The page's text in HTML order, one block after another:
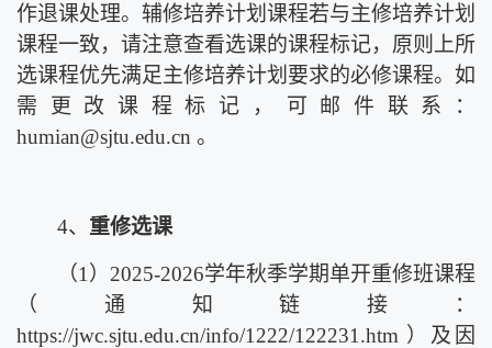
作退课处理。 辅修培养计划课程若与主修培养计划
课程一致，请注意查看选课的课程标记，原则上所
选课程优先满足主修培养计划要求的必修课程。如
需更改课程标记，可邮件联系：
humian@sjtu.edu.cn 。
4、 重修选课
（1 ） 2025-2026学年秋季学期单开重修班课程
（ 通知链接
：
https://jwc.sjtu.edu.cn/info/1222/122231.htm ）及因